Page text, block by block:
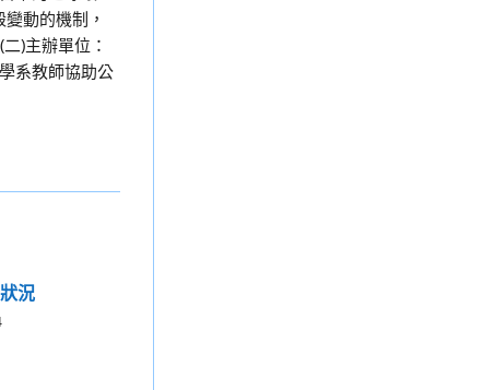
動的機制，
)主辦單位：
系教師協助公
況